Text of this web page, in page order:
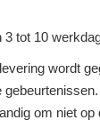
tot 10
wordt
om niet